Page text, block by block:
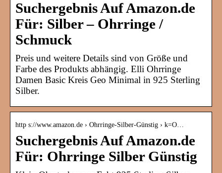
Suchergebnis Auf Amazon.de
Für: Silber – Ohrringe /
Schmuck
Preis und weitere Details sind von Größe und
Farbe des Produkts abhängig. Elli Ohrringe
Damen Basic Kreis Geo Minimal in 925 Sterling
Silber.
http s://www.amazon.de › Ohrringe-Silber-Günstig › k=O…
Suchergebnis Auf Amazon.de
Für: Ohrringe Silber Günstig